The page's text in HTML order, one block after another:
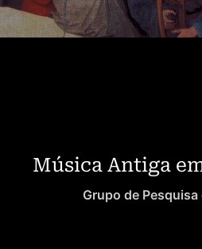
Música Antiga
Grupo de Pesquisa